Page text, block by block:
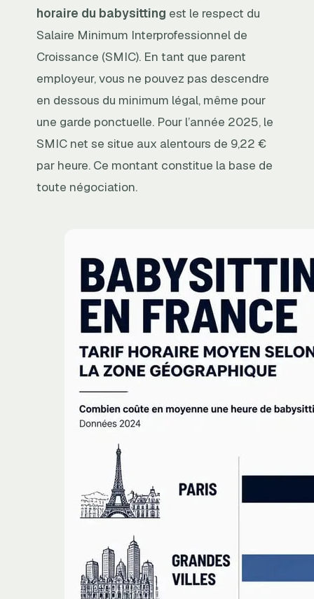
horaire du babysitting est le respect du
Salaire Minimum Interprofessionnel de
Croissance (SMIC). En tant que parent
employeur, vous ne pouvez pas descendre
en dessous du minimum légal, même pour
une garde ponctuelle. Pour l’année 2025, le
SMIC net se situe aux alentours de 9,22 €
par heure. Ce montant constitue la base de
toute négociation.